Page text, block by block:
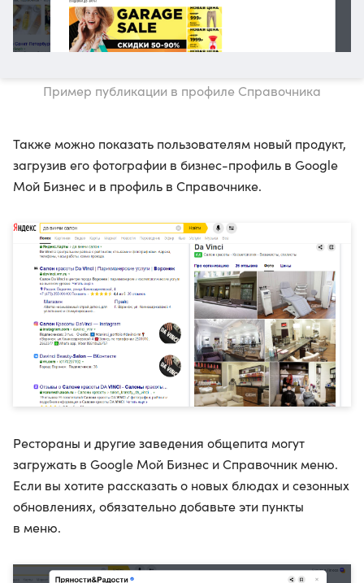
Пример публикации в профиле Справочника
Также можно показать пользователям новый продукт,
загрузив его фотографии в бизнес-профиль в Google
Мой Бизнес и в профиль в Справочнике.
Рестораны и другие заведения общепита могут
загружать в Google Мой Бизнес и Справочник меню.
Если вы хотите рассказать о новых блюдах и сезонных
обновлениях, обязательно добавьте эти пункты
в меню.